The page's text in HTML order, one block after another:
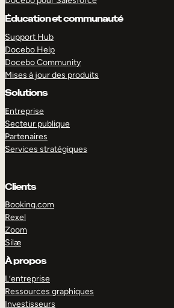
Éducation et communauté
Support Hub
Docebo Help
Docebo Community
Mises à jour des produits
Solutions
Entreprise
Secteur publique
Partenaires
Services stratégiques
Clients
Booking.com
Rexel
Zoom
Silæ
À propos
L’entreprise
Ressources graphiques
Investisseurs